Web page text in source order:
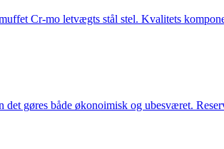
Cr-mo letvægts stål stel. Kvalitets
gøres både økonoimisk og ubesværet.